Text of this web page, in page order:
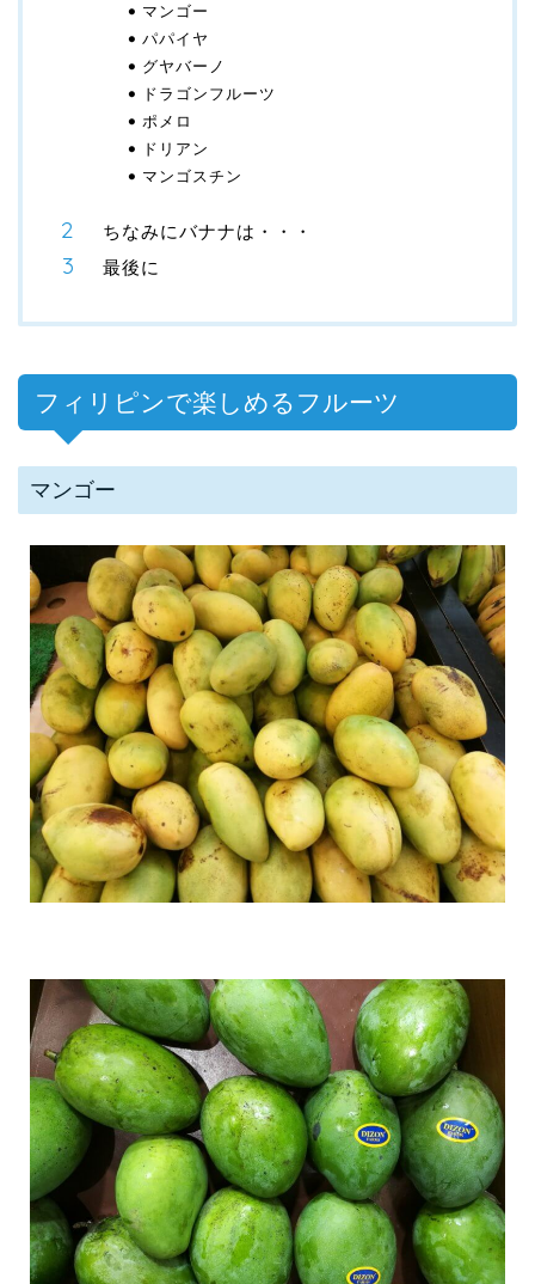
マンゴー
パパイヤ
グヤバーノ
ドラゴンフルーツ
ポメロ
ドリアン
マンゴスチン
ちなみにバナナは・・・
最後に
フィリピンで楽しめるフルーツ
マンゴー